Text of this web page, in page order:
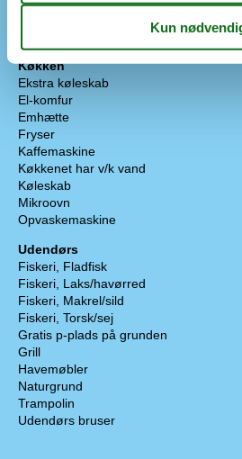
Køkken
Ekstra køleskab
El-komfur
Emhætte
Fryser
Kaffemaskine
Køkkenet har v/k vand
Køleskab
Mikroovn
Opvaskemaskine
Udendørs
Fiskeri, Fladfisk
Fiskeri, Laks/havørred
Fiskeri, Makrel/sild
Fiskeri, Torsk/sej
Gratis p-plads på grunden
Grill
Havemøbler
Naturgrund
Trampolin
Udendørs bruser